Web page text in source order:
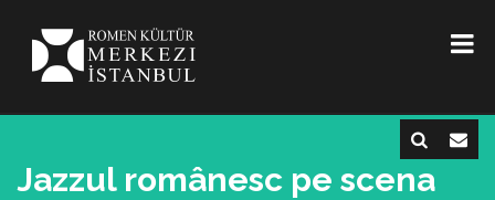
Jazzul românesc pe scena